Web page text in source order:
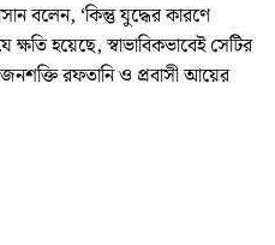
বলেন, ‘কিন্তু যুদ্ধের কারণে
হয়েছে, স্বাভাবিকভাবেই সেটির
রফতানি ও প্রবাসী আয়ের